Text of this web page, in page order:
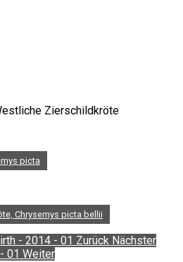
Zierschildkröte
picta
Chrysemys picta bellii
- 2014 - 01 Zurück Nächster
01 Weiter